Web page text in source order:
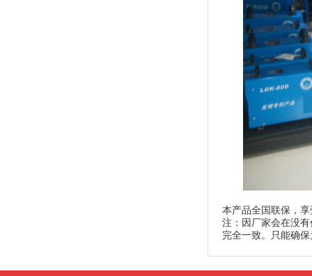
本产品全国联保，
注：因厂家会在没
完全一致。只能确